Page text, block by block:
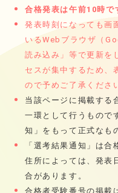
合格発表は午前10時で
発表時刻になっても画
いるWebブラウザ（
読み込み」等で更新を
セスが集中するため、
ので予めご了承くださ
当該ページに掲載する
一環として行うもので
知」をもって正式なも
「選考結果通知」は
住所によっては、発表
合があります。
合格者受験番号の掲載